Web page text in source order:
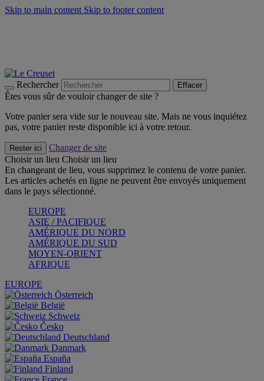
Skip to main content Skip to footer content
Rechercher Effacer
Êtes vous sûr de vouloir changer de site ?
Votre panier sera vide sur le nouveau site. Mais ne vous inquiétez
pas, votre panier reste disponible ici à votre retour.
Rester ici
Changer de site
Choisir un lieu Choisir un lieu
En changeant de lieu, vous supprimez le contenu de votre panier.
Les articles achetés en ligne ne peuvent être envoyés uniquement
dans le pays sélectionné.
EUROPE
ASIE / PACIFIQUE
AMÉRIQUE DU NORD
AMÉRIQUE DU SUD
MOYEN-ORIENT
AFRIQUE
EUROPE
Österreich
België
Schweiz
Česko
Deutschland
Danmark
España
Finland